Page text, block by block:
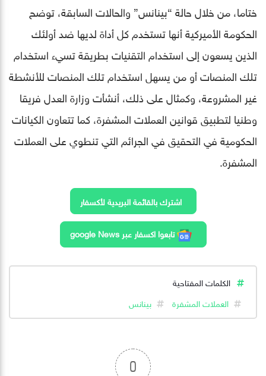
ختاما، من خلال حالة “بينانس” والحالات السابقة، توضح
الحكومة الأميركية أنها تستخدم كل أداة لديها ضد أولئك
الذين يسعون إلى استخدام التقنيات بطريقة تسيء استخدام
تلك المنصات أو من يسهل استخدام تلك المنصات للأنشطة
غير المشروعة، وكمثال على ذلك، أنشأت وزارة العدل فريقا
وطنيا لتطبيق قوانين العملات المشفرة، كما تتعاون الكيانات
الحكومية في التحقيق في الجرائم التي تنطوي على العملات
المشفرة.
اشترك بالقائمة البريدية لأكسفار
تابعوا اكسفار عبر google News
الكلمات المفتاحية
العملات المشفرة
بينانس
0